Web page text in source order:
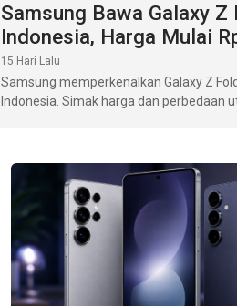
Samsung Bawa Galaxy
Indonesia, Harga Mulai
15 Hari Lalu
Samsung memperkenalkan Galaxy Z
Indonesia. Simak harga dan perbedaan